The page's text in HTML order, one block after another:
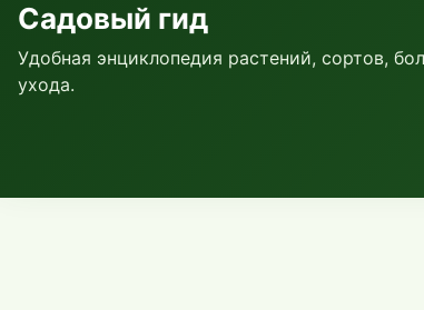
Садовый гид
Удобная энциклопедия растений, сортов,
ухода.